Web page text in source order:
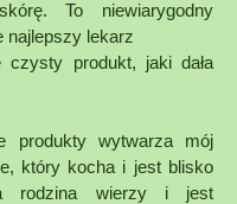
To niewiarygodny
najlepszy lekarz
czysty produkt, jaki dała
produkty wytwarza mój
który kocha i jest blisko
rodzina wierzy i jest